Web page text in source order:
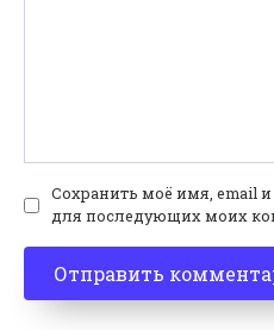
Сохранить моё имя, email и
для последующих моих